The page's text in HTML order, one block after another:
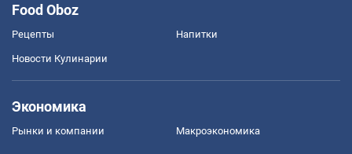
Food Oboz
Рецепты Напитки
Новости Кулинарии
Экономика
Рынки и компании Mакроэкономика